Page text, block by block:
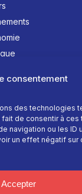
consentement
des technologies
de consentir à
navigation ou les ID
un effet négatif
Accepter